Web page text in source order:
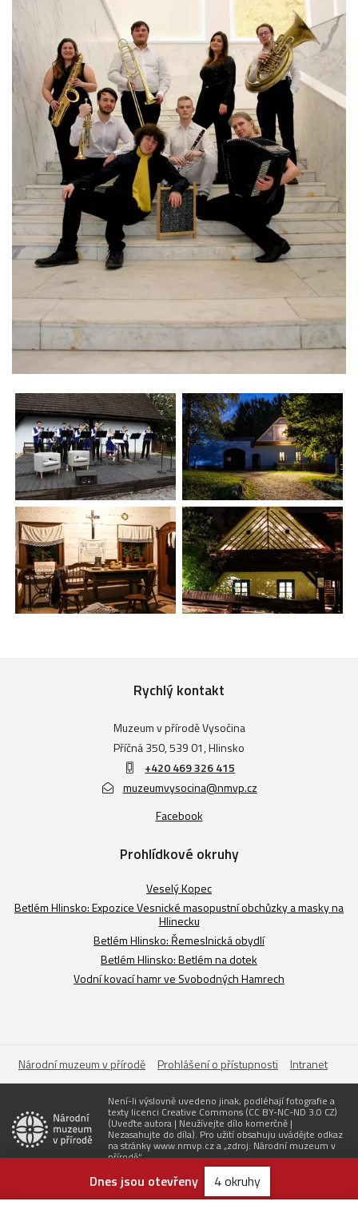
Dnes jsou otevřeny 4 okruhy
Rychlý kontakt
Muzeum v přírodě Vysočina
Příčná 350, 539 01, Hlinsko
+420 469 326 415
muzeumvysocina@nmvp.cz
Facebook
Prohlídkové okruhy
Veselý Kopec
Betlém Hlinsko: Expozice Vesnické masopustní obchůzky a masky na
Hlinecku
Betlém Hlinsko: Řemeslnická obydlí
Betlém Hlinsko: Betlém na dotek
Vodní kovací hamr ve Svobodných Hamrech
Národní muzeum v přírodě Prohlášení o přístupnosti Intranet
Není-li výslovně uvedeno jinak, podléhají fotografie a
texty licenci Creative Commons (CC BY-NC-ND 3.0 CZ)
(Uveďte autora | Neužívejte dílo komerčně |
Nezasahujte do díla). Pro užití obsahuju uvádějte odkaz
na stránky www.nmvp.cz a „zdroj: Národní muzeum v
přírodě“
Zřizovatel
Vytvořil